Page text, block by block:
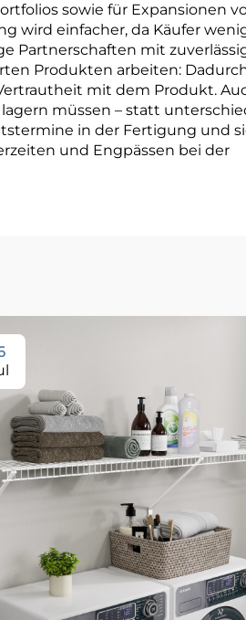
sowie für Expansionen
wird einfacher, da Käufer
Partnerschaften mit
Produkten arbeiten:
mit dem Produkt.
müssen – statt
in der Fertigung und
und Engpässen bei der